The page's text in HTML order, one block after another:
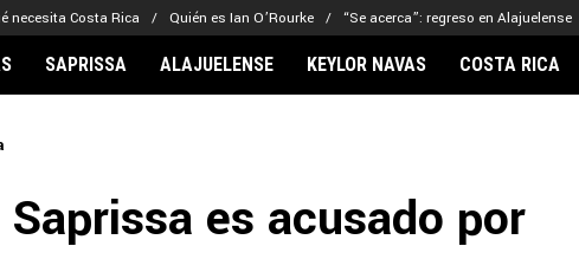
necesita Costa Rica Quién es Ian O’Rourke “Se acerca”: regreso en Alajuelense
Kervin Arriaga
Adalberto Carrasquilla
Alajuelense
Noticias
SAPRISSA ALAJUELENSE KEYLOR NAVAS COSTA RICA
es acusado por